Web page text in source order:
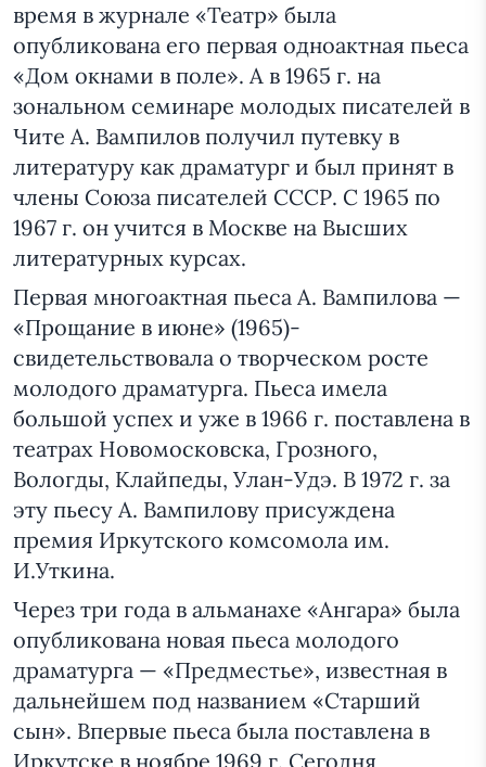
время в журнале «Театр» была
опубликована его первая одноактная пьеса
«Дом окнами в поле». А в 1965 г. на
зональном семинаре молодых писателей в
Чите А. Вампилов получил путевку в
литературу как драматург и был принят в
члены Союза писателей СССР. С 1965 по
1967 г. он учится в Москве на Высших
литературных курсах.
Первая многоактная пьеса А. Вампилова —
«Прощание в июне» (1965)-
свидетельствовала о творческом росте
молодого драматурга. Пьеса имела
большой успех и уже в 1966 г. поставлена в
театрах Новомосковска, Грозного,
Вологды, Клайпеды, Улан-Удэ. В 1972 г. за
эту пьесу А. Вампилову присуждена
премия Иркутского комсомола им.
И.Уткина.
Через три года в альманахе «Ангара» была
опубликована новая пьеса молодого
драматурга — «Предместье», известная в
дальнейшем под названием «Старший
сын». Впервые пьеса была поставлена в
Иркутске в ноябре 1969 г. Сегодня